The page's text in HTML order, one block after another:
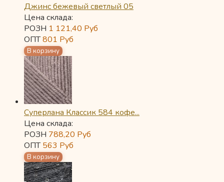
Джинс бежевый светлый 05
Цена склада:
РОЗН 1 121,40 Руб
ОПТ801 Руб
Суперлана Классик 584 кофе...
Цена склада:
РОЗН 788,20 Руб
ОПТ563 Руб